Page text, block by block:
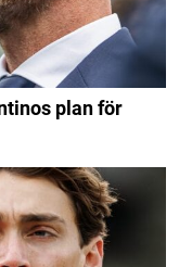
plan för